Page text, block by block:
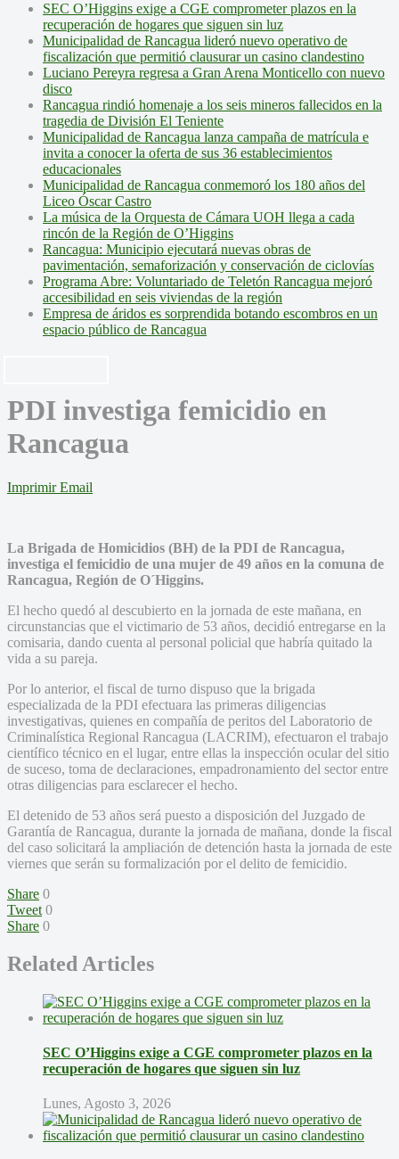
SEC O’Higgins exige a CGE comprometer plazos en la
recuperación de hogares que siguen sin luz
Municipalidad de Rancagua lideró nuevo operativo de
fiscalización que permitió clausurar un casino clandestino
Luciano Pereyra regresa a Gran Arena Monticello con nuevo
disco
Rancagua rindió homenaje a los seis mineros fallecidos en la
tragedia de División El Teniente
Municipalidad de Rancagua lanza campaña de matrícula e
invita a conocer la oferta de sus 36 establecimientos
educacionales
Municipalidad de Rancagua conmemoró los 180 años del
Liceo Óscar Castro
La música de la Orquesta de Cámara UOH llega a cada
rincón de la Región de O’Higgins
Rancagua: Municipio ejecutará nuevas obras de
pavimentación, semaforización y conservación de ciclovías
Programa Abre: Voluntariado de Teletón Rancagua mejoró
accesibilidad en seis viviendas de la región
Empresa de áridos es sorprendida botando escombros en un
espacio público de Rancagua
PDI investiga femicidio en
Rancagua
Imprimir Email
La Brigada de Homicidios (BH) de la PDI de Rancagua,
investiga el femicidio de una mujer de 49 años en la comuna de
Rancagua, Región de O´Higgins.
El hecho quedó al descubierto en la jornada de este mañana, en
circunstancias que el victimario de 53 años, decidió entregarse en la
comisaria, dando cuenta al personal policial que habría quitado la
vida a su pareja.
Por lo anterior, el fiscal de turno dispuso que la brigada
especializada de la PDI efectuara las primeras diligencias
investigativas, quienes en compañía de peritos del Laboratorio de
Criminalística Regional Rancagua (LACRIM), efectuaron el trabajo
científico técnico en el lugar, entre ellas la inspección ocular del sitio
de suceso, toma de declaraciones, empadronamiento del sector entre
otras diligencias para esclarecer el hecho.
El detenido de 53 años será puesto a disposición del Juzgado de
Garantía de Rancagua, durante la jornada de mañana, donde la fiscal
del caso solicitará la ampliación de detención hasta la jornada de este
viernes que serán su formalización por el delito de femicidio.
Share 0
Tweet 0
Share 0
Related Articles
SEC O’Higgins exige a CGE comprometer plazos en la
recuperación de hogares que siguen sin luz
Lunes, Agosto 3, 2026